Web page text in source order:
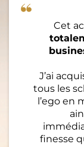
Cet
J’ai
tous les
l’ego en
finesse